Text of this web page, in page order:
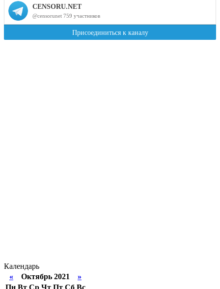
Календарь
« Октябрь 2021 »
Пн Вт Ср Чт Пт Сб Вс